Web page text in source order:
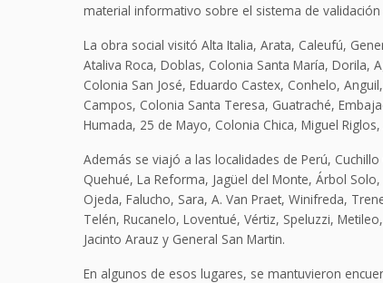
material informativo sobre el sistema de
La obra social visitó Alta Italia, Arata, Caleufú,
Ataliva Roca, Doblas, Colonia Santa María, Dorila,
Colonia San José, Eduardo Castex, Conhelo,
Campos, Colonia Santa Teresa, Guatraché,
Humada, 25 de Mayo, Colonia Chica, Miguel
Además se viajó a las localidades de Perú,
Quehué, La Reforma, Jagüel del Monte, Árbol
Ojeda, Falucho, Sara, A. Van Praet, Winifreda,
Telén, Rucanelo, Loventué, Vértiz, Speluzzi,
Jacinto Arauz y General San Martin.
En algunos de esos lugares, se mantuvieron